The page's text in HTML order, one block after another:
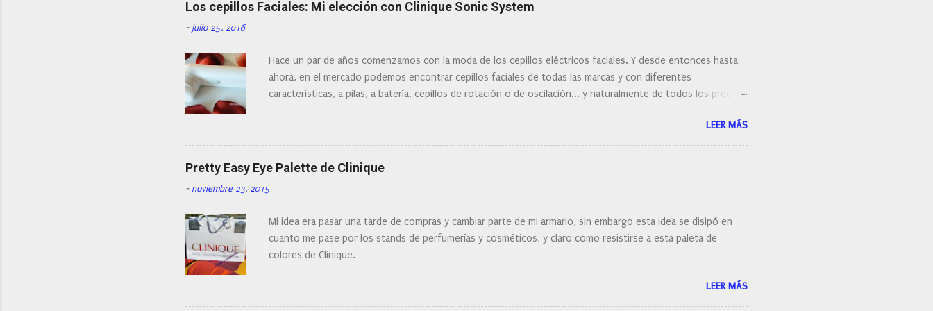
r
u
n
o
m
e
n
t
a
Los cepillos Faciales: Mi elección con Clinique Sonic System
- julio 25, 2016
Hace un par de años comenzamos con la moda de los cepillos eléctricos faciales. Y desde entonces hasta
ahora, en el mercado podemos encontrar cepillos faciales de todas las marcas y con diferentes
características, a pilas, a batería, cepillos de rotación o de oscilación... y naturalmente de todos los precios.
¿Cual es mi tipo de piel? ¿Qué busco?... En este post os voy a dar mi opinión de porque elegí mi cepillo
facial de Clinique
LEER MÁS
Pretty Easy Eye Palette de Clinique
- noviembre 23, 2015
Mi idea era pasar una tarde de compras y cambiar parte de mi armario, sin embargo esta idea se disipó en
cuanto me pase por los stands de perfumerías y cosméticos, y claro como resistirse a esta paleta de
colores de Clinique.
LEER MÁS